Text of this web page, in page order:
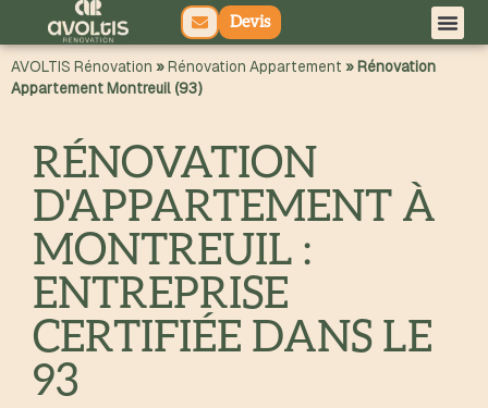
principal
Devis
AVOLTIS Rénovation »Rénovation Appartement » Rénovation
Appartement Montreuil (93)
RÉNOVATION
D'APPARTEMENT À
MONTREUIL :
ENTREPRISE
CERTIFIÉE DANS LE
93